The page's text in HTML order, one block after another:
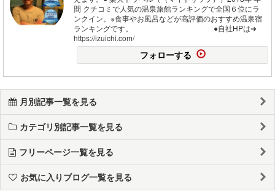
間 クチコミで人気の温泉旅館ランキングで全国６位にラ
ンクイン。※食事やお風呂などが高評価のおすすめ温泉宿
ランキングです。 ●自社HPは➜
https://izuichi.com/
フォローする
月別記事一覧を見る
カテゴリ別記事一覧を見る
フリーページ一覧を見る
お気に入りブログ一覧を見る